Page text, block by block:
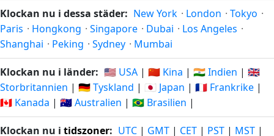
Klockan nu i dessa städer: New York · London · Tokyo ·
Paris · Hongkong · Singapore · Dubai · Los Angeles ·
Shanghai · Peking · Sydney · Mumbai
Klockan nu i länder: 🇺🇸 USA | 🇨🇳 Kina | 🇮🇳 Indien | 🇬🇧
Storbritannien | 🇩🇪 Tyskland | 🇯🇵 Japan | 🇫🇷 Frankrike |
🇨🇦 Kanada | 🇦🇺 Australien | 🇧🇷 Brasilien |
Klockan nu i tidszoner: UTC | GMT | CET | PST | MST |